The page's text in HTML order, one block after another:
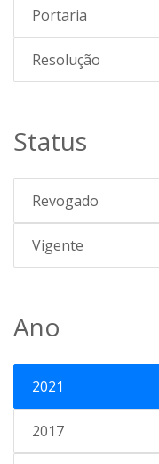
Portaria
Resolução
Status
Revogado
Vigente
Ano
2021
2017